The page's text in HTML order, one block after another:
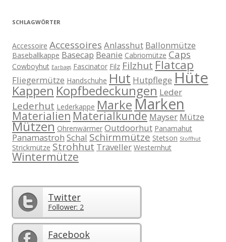
SCHLAGWÖRTER
Accessoire Accessoires Anlasshut Ballonmütze
Baseballkappe Basecap Beanie Cabriomütze Caps
Cowboyhut Earbags Fascinator Filz Filzhut Flatcap
Fliegermütze Handschuhe Hut Hutpflege Hüte
Kappen Kopfbedeckungen Leder
Lederhut Lederkappe MarkeMarken
Materialien Materialkunde Mayser Mütze
Mützen Ohrenwärmer Outdoorhut Panamahut
Panamastroh Schal Schirmmütze Stetson Stoffhut
Strickmütze Strohhut Traveller Westernhut
Wintermütze
Twitter
Follower: 2
Facebook